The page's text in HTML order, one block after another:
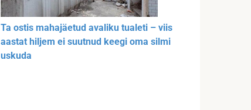
Ta ostis mahajäetud avaliku tualeti – viis
aastat hiljem ei suutnud keegi oma silmi
uskuda